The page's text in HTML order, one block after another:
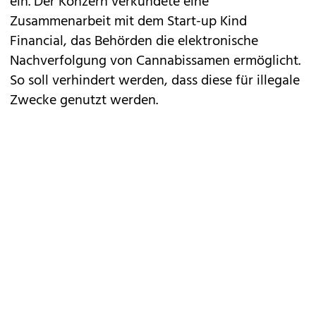
Zusammenarbeit mit dem Start-up Kind
Financial, das Behörden die elektronische
Nachverfolgung von Cannabissamen ermöglicht.
So soll verhindert werden, dass diese für illegale
Zwecke genutzt werden.